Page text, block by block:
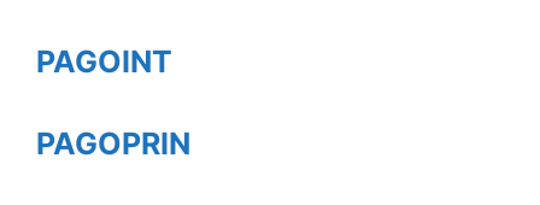
PAGOINT
PAGOPRIN